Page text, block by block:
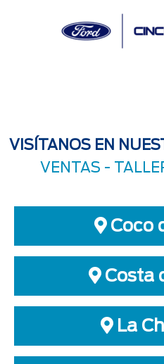
VISÍTANOS EN
VENTAS -
Coco
Costa
La